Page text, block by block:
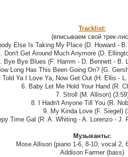
Tracklist:
(вписываем свой трек-
Else Is Taking My Place (D. Howard -
Don't Get Around Much Anymore (D.
Bye Bye Blues (F. Hamm - D. Bennett - B.
Long Has This Been Going On? (G.
Told Ya I Love Ya, Now Get Out (H. Ellis -
6. Baby Let Me Hold Your Hand (R.
7. Stroll (M. Allison)
8. I Hadn't Anyone Till You (R.
9. My Kinda Love (F. Siegel)
Time Gal (R. A. Whiting - A. Lorenzo - J.
Музыканты:
Mose Allison (piano 1-6, 8-10; vocal 2,
Addison Farmer (bass)